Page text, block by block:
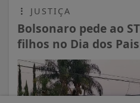
JUSTIÇA
Bolsonaro pede ao
filhos no Dia dos Pais